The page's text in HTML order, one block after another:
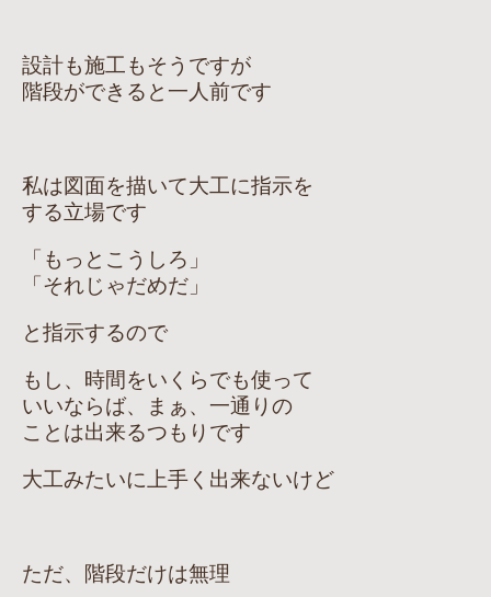
設計も施工もそうですが
階段ができると一人前です
私は図面を描いて大工に指示を
する立場です
「もっとこうしろ」
「それじゃだめだ」
と指示するので
もし、時間をいくらでも使って
いいならば、まぁ、一通りの
ことは出来るつもりです
大工みたいに上手く出来ないけど
ただ、階段だけは無理